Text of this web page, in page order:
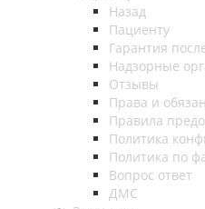
Назад
Пациенту
Гарантия
Надзорные
Отзывы
Права и
Правила
Политика
Политика по
Вопрос ответ
ДМС